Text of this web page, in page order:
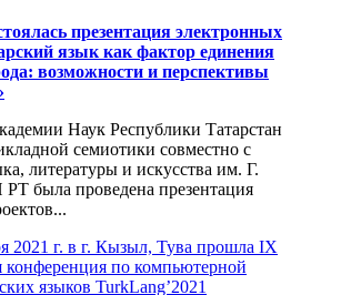
презентация электронных
язык как фактор единения
возможности и перспективы
Наук Республики Татарстан
семиотики совместно с
литературы и искусства им. Г.
была проведена презентация